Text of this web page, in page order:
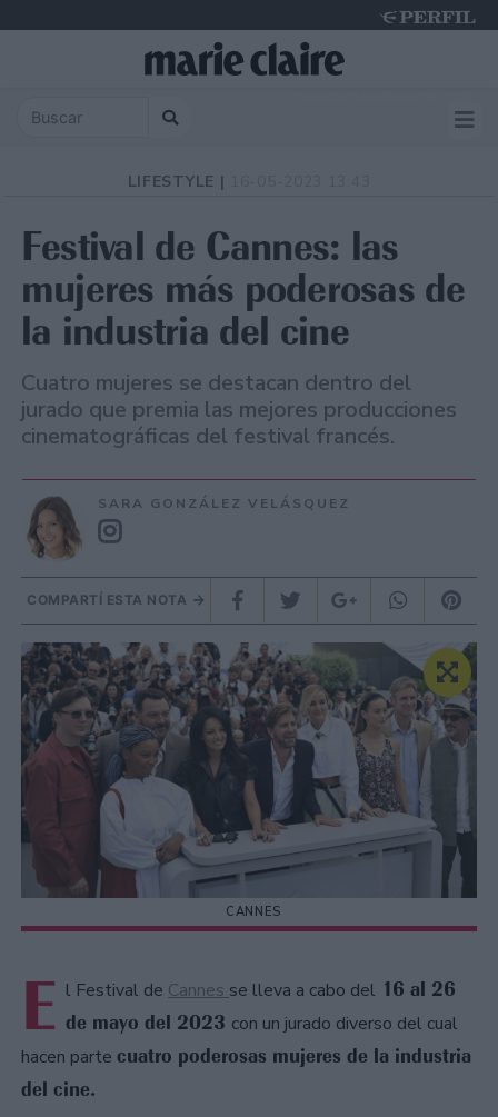
LIFESTYLE |
Festival de Cannes: las
mujeres más poderosas de
la industria del cine
Cuatro mujeres se destacan dentro del
jurado que premia las mejores producciones
cinematográficas del festival francés.
SARA GONZÁLEZ VELÁSQUEZ
COMPARTÍ ESTA NOTA
CANNES
E l Festival de Cannes se lleva a cabo del 16 al 26
de mayo del 2023 con un jurado diverso del cual
hacen parte cuatro poderosas mujeres de la industria
del cine.